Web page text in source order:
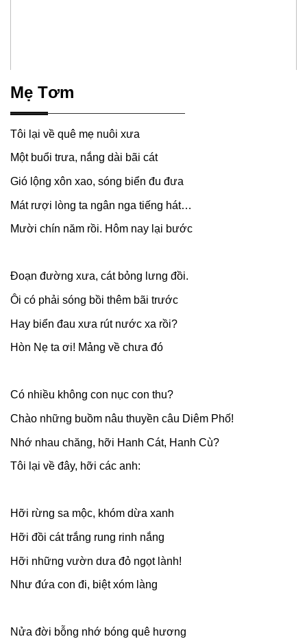
Mẹ Tơm
Tôi lại về quê mẹ nuôi xưa
Một buổi trưa, nắng dài bãi cát
Gió lộng xôn xao, sóng biển đu đưa
Mát rượi lòng ta ngân nga tiếng hát…
Mười chín năm rồi. Hôm nay lại bước
Đoạn đường xưa, cát bỏng lưng đồi.
Ôi có phải sóng bồi thêm bãi trước
Hay biển đau xưa rút nước xa rồi?
Hòn Nẹ ta ơi! Mảng về chưa đó
Có nhiều không con nục con thu?
Chào những buồm nâu thuyền câu Diêm Phố!
Nhớ nhau chăng, hỡi Hanh Cát, Hanh Cù?
Tôi lại về đây, hỡi các anh:
Hỡi rừng sa mộc, khóm dừa xanh
Hỡi đồi cát trắng rung rinh nắng
Hỡi những vườn dưa đỏ ngọt lành!
Như đứa con đi, biệt xóm làng
Nửa đời bỗng nhớ bóng quê hương